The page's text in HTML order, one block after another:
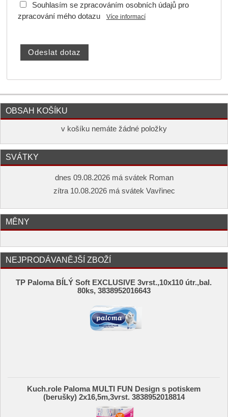
Souhlasím se zpracováním osobních údajů pro
zpracování mého dotazu
Více informací
OBSAH KOŠÍKU
v košíku nemáte žádné položky
SVÁTKY
dnes 09.08.2026 má svátek Roman
zítra 10.08.2026 má svátek Vavřinec
MĚNY
NEJPRODÁVANĚJŠÍ ZBOŽÍ
TP Paloma BÍLÝ Soft EXCLUSIVE 3vrst.,10x110 útr.,bal.
80ks, 3838952016643
Kuch.role Paloma MULTI FUN Design s potiskem
(berušky) 2x16,5m,3vrst. 3838952018814